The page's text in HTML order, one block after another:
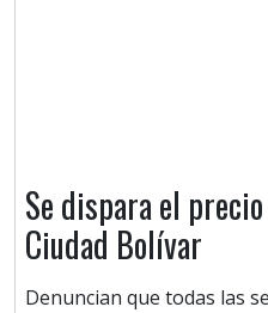
Se dispara el
Ciudad Bolívar
Denuncian que todas las